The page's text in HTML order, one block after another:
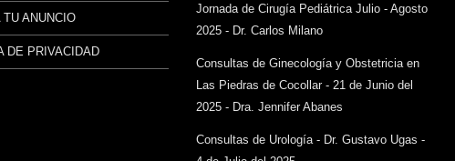
TU ANUNCIO
DE PRIVACIDAD
Jornada de Cirugía Pediátrica Julio - Agosto
2025 - Dr. Carlos Milano
Consultas de Ginecología y Obstetricia en
Las Piedras de Cocollar - 21 de Junio del
2025 - Dra. Jennifer Abanes
Consultas de Urología - Dr. Gustavo Ugas -